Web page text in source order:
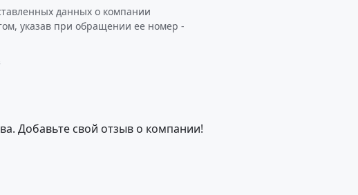
данных о компании
указав при обращении ее номер -
Добавьте свой отзыв о компании!